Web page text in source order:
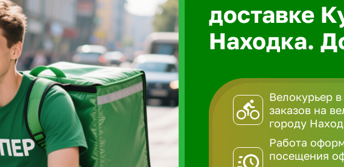
доставке
Находка.
Велокурьер
заказов на
городу
Работа
посещения